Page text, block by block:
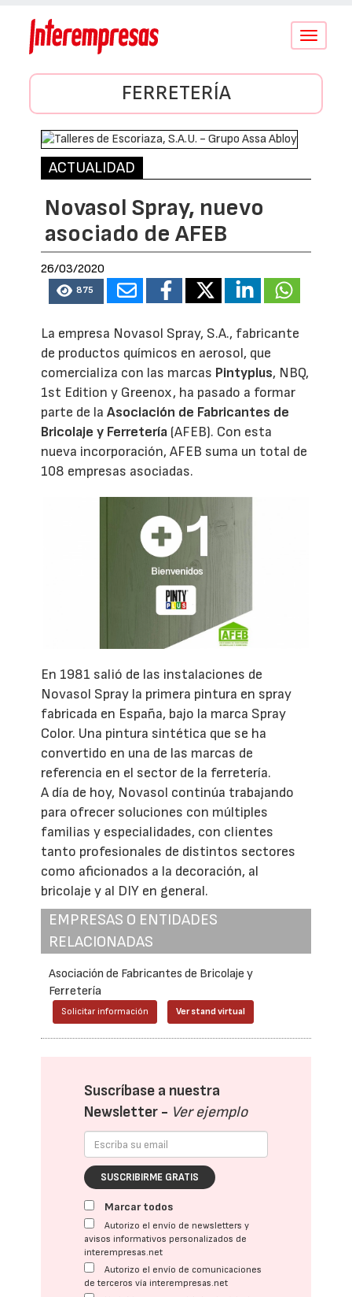
Conmutar
FERRETERÍA
ACTUALIDAD
Novasol Spray, nuevo
asociado de AFEB
26/03/2020
875
La empresa Novasol Spray, S.A., fabricante
de productos químicos en aerosol, que
comercializa con las marcas Pintyplus, NBQ,
1st Edition y Greenox, ha pasado a formar
parte de laAsociación de Fabricantes de
Bricolaje y Ferretería (AFEB). Con esta
nueva incorporación, AFEB suma un total de
108 empresas asociadas.
En 1981 salió de las instalaciones de
Novasol Spray la primera pintura en spray
fabricada en España, bajo la marca Spray
Color. Una pintura sintética que se ha
convertido en una de las marcas de
referencia en el sector de la ferretería.
A día de hoy, Novasol continúa trabajando
para ofrecer soluciones con múltiples
familias y especialidades, con clientes
tanto profesionales de distintos sectores
como aficionados a la decoración, al
bricolaje y al DIY en general.
EMPRESAS O ENTIDADES
RELACIONADAS
Asociación de Fabricantes de Bricolaje y
Ferretería
Solicitar información Ver stand virtual
Suscríbase a nuestra
Newsletter - Ver ejemplo
SUSCRIBIRME GRATIS
Marcar todos
Autorizo el envío de newsletters y
avisos informativos personalizados de
interempresas.net
Autorizo el envío de comunicaciones
de terceros vía interempresas.net